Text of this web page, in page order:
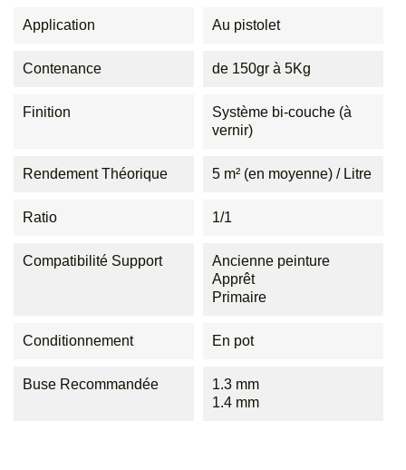
Application Au pistolet
Contenance de 150gr à 5Kg
Finition
Système bi-couche (à
vernir)
Rendement Théorique 5 m² (en moyenne) / Litre
Ratio 1/1
Compatibilité Support
Ancienne peinture
Apprêt
Primaire
Conditionnement En pot
Buse Recommandée
1.3 mm
1.4 mm